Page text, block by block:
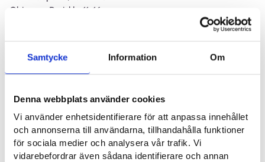
Samtycke Information Om
Denna webbplats använder cookies
Vi använder enhetsidentifierare för att anpassa innehållet
och annonserna till användarna, tillhandahålla funktioner
för sociala medier och analysera vår trafik. Vi
vidarebefordrar även sådana identifierare och annan
Ohjaamo Pori, klo 11-16
Torstai 25.6.
Työministeri Matias Marttinen, klo 14.30–15
Perjantai 26.6.
Kankaanpään kaupunki, klo 10–11